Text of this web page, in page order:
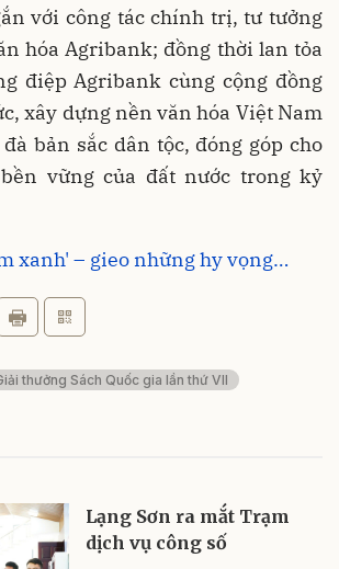
với công tác chính trị, tư tưởng
hóa Agribank; đồng thời lan tỏa
điệp Agribank cùng cộng đồng
xây dựng nền văn hóa Việt Nam
bản sắc dân tộc, đóng góp cho
vững của đất nước trong kỷ
xanh' – gieo những hy vọng…
thưởng Sách Quốc gia lần thứ VII
Lạng Sơn ra mắt Trạm
dịch vụ công số